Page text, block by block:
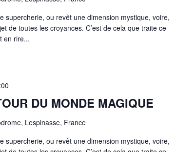
supercherie, ou revêt une dimension mystique, voire,
de toutes les croyances. C’est de cela que traite ce
en rire...
DU MONDE MAGIQUE
Lespinasse, France
supercherie, ou revêt une dimension mystique, voire,